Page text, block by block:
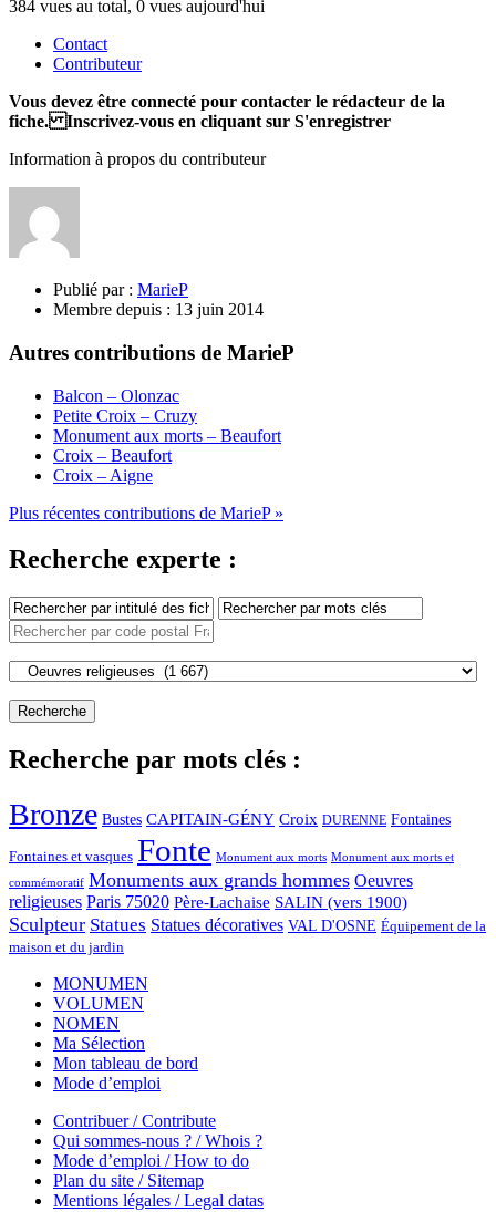
384 vues au total, 0 vues aujourd'hui
Contact
Contributeur
Vous devez être connecté pour contacter le rédacteur de la
fiche. Inscrivez-vous en cliquant sur S'enregistrer
Information à propos du contributeur
Publié par : MarieP
Membre depuis : 13 juin 2014
Autres contributions de MarieP
Balcon – Olonzac
Petite Croix – Cruzy
Monument aux morts – Beaufort
Croix – Beaufort
Croix – Aigne
Plus récentes contributions de MarieP »
Recherche experte :
Recherche par mots clés :
Bronze Bustes CAPITAIN-GÉNY Croix DURENNE Fontaines
Fontaines et vasques Fonte Monument aux morts Monument aux morts et
commémoratif Monuments aux grands hommes Oeuvres
religieuses Paris 75020 Père-Lachaise SALIN (vers 1900)
Sculpteur Statues Statues décoratives VAL D'OSNE Équipement de la
maison et du jardin
MONUMEN
VOLUMEN
NOMEN
Ma Sélection
Mon tableau de bord
Mode d’emploi
Contribuer / Contribute
Qui sommes-nous ? / Whois ?
Mode d’emploi / How to do
Plan du site / Sitemap
Mentions légales / Legal datas